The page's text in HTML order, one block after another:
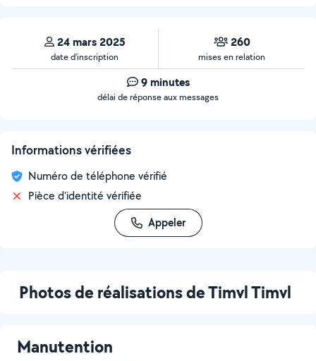
24 mars 2025
date d’inscription
260
mises en relation
9 minutes
délai de réponse aux messages
Informations vérifiées
Numéro de téléphone vérifié
Pièce d'identité vérifiée
Appeler
Photos de réalisations de Timvl Timvl
Manutention